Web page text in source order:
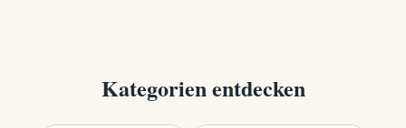
Kategorien entdecken